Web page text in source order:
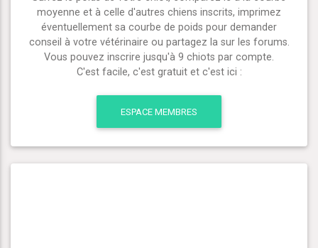
moyenne et à celle d'autres chiens inscrits, imprimez
éventuellement sa courbe de poids pour demander
conseil à votre vétérinaire ou partagez la sur les forums.
Vous pouvez inscrire jusqu'à 9 chiots par compte.
C'est facile, c'est gratuit et c'est ici :
ESPACE MEMBRES